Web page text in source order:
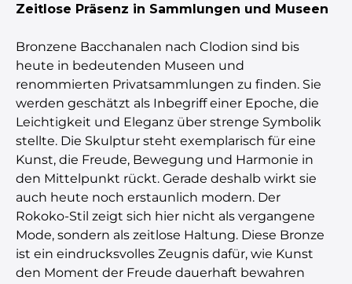
Zeitlose Präsenz in Sammlungen und Museen
Bronzene Bacchanalen nach Clodion sind bis
heute in bedeutenden Museen und
renommierten Privatsammlungen zu finden. Sie
werden geschätzt als Inbegriff einer Epoche, die
Leichtigkeit und Eleganz über strenge Symbolik
stellte. Die Skulptur steht exemplarisch für eine
Kunst, die Freude, Bewegung und Harmonie in
den Mittelpunkt rückt. Gerade deshalb wirkt sie
auch heute noch erstaunlich modern. Der
Rokoko-Stil zeigt sich hier nicht als vergangene
Mode, sondern als zeitlose Haltung. Diese Bronze
ist ein eindrucksvolles Zeugnis dafür, wie Kunst
den Moment der Freude dauerhaft bewahren